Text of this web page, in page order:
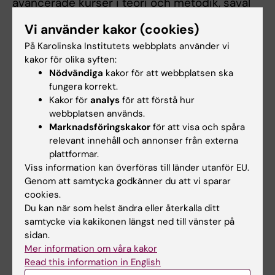
tillämpningsområden för epidemiologin. I
några av utbildningsaktiviteterna används
moduler för e-lärande eller metoder för
”blended learning”.
Forskarutbildningskurser i miljö och
hållbar utveckling
Alla nyantagna laborerande doktorander
genomgår en obligatorisk kurs (1,8
högskolepoäng) i hur miljö- och hälsofarliga
ämnen ska hanteras på ett säkert sätt inom
den laborativa verksamheten. Kursen
innehåller också ett separat kursmoment som
specifikt tar upp hållbar utveckling.
Vi använder kakor (cookies)
På Karolinska Institutets webbplats använder vi
kakor för olika syften:
Nödvändiga kakor för att webbplatsen ska
fungera korrekt.
Kakor för analys för att förstå hur
webbplatsen används.
Marknadsföringskakor för att visa och spåra
relevant innehåll och annonser från externa
plattformar.
Viss information kan överföras till länder utanför EU.
Genom att samtycka godkänner du att vi sparar
cookies.
Du kan när som helst ändra eller återkalla ditt
samtycke via kakikonen längst ned till vänster på
sidan.
Mer information om våra kakor
Read this information in English